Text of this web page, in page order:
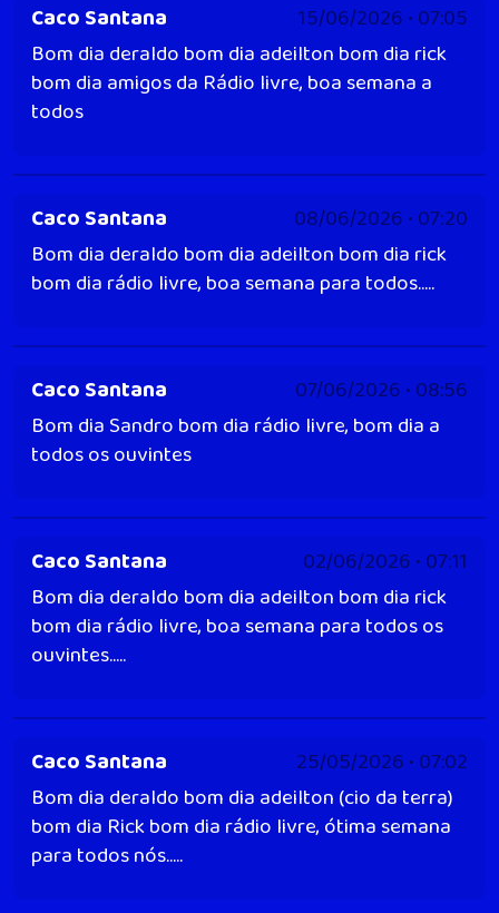
Caco Santana
15/06/2026 • 07:05
Bom dia deraldo bom dia adeilton bom dia rick
bom dia amigos da Rádio livre, boa semana a
todos
Caco Santana
08/06/2026 • 07:20
Bom dia deraldo bom dia adeilton bom dia rick
bom dia rádio livre, boa semana para todos.....
Caco Santana
07/06/2026 • 08:56
Bom dia Sandro bom dia rádio livre, bom dia a
todos os ouvintes
Caco Santana
02/06/2026 • 07:11
Bom dia deraldo bom dia adeilton bom dia rick
bom dia rádio livre, boa semana para todos os
ouvintes.....
Caco Santana
25/05/2026 • 07:02
Bom dia deraldo bom dia adeilton (cio da terra)
bom dia Rick bom dia rádio livre, ótima semana
para todos nós.....